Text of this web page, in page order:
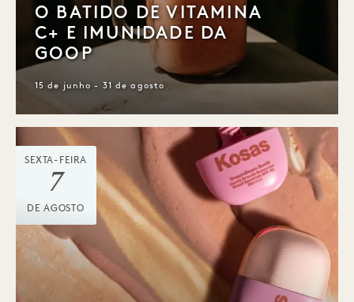
O BATIDO DE VITAMINA
C+ E IMUNIDADE DA
GOOP
15 de junho - 31 de agosto
SEXTA-FEIRA
7
DE AGOSTO